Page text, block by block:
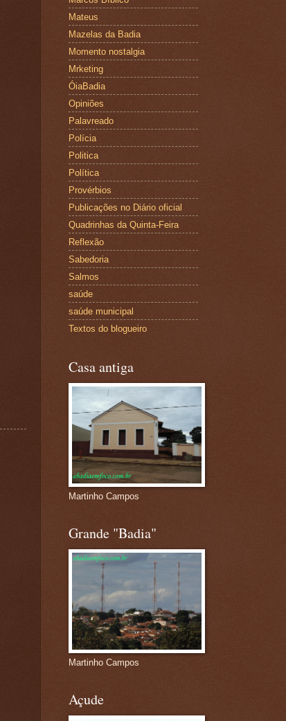
Mateus
Mazelas da Badia
Momento nostalgia
Mrketing
ÓiaBadia
Opiniões
Palavreado
Polícia
Politica
Política
Provérbios
Publicações no Diário oficial
Quadrinhas da Quinta-Feira
Reflexão
Sabedoria
Salmos
saúde
saúde municipal
Textos do blogueiro
Casa antiga
Martinho Campos
Grande "Badia"
Martinho Campos
Açude